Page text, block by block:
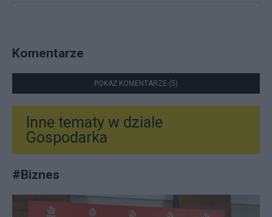
Komentarze
POKAŻ KOMENTARZE (5)
Inne tematy w dziale
Gospodarka
#Biznes